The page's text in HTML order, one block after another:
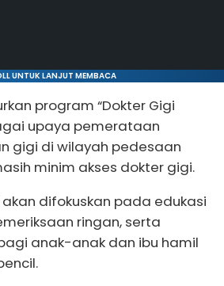
UNTUK LANJUT MEMBACA
program “Dokter Gigi
upaya pemerataan
gigi di wilayah pedesaan
minim akses dokter gigi.
difokuskan pada edukasi
ringan, serta
anak-anak dan ibu hamil